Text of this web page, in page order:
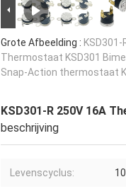
Grote Afbeelding : KSD301-
Thermostaat KSD301
Snap-Action thermostaat
KSD301-R 250V 16A
beschrijving
Levenscyclus: